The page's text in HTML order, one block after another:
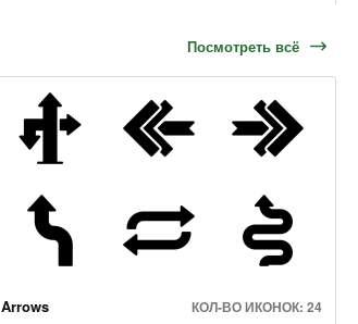
Professions Avatars КОЛ-ВО ИКОНОК: 50
Посмотреть всё
Arrows КОЛ-ВО ИКОНОК: 24